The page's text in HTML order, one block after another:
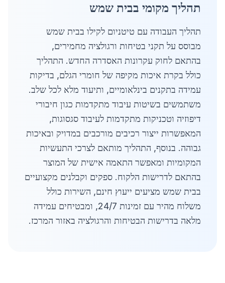
תהליך מקומי בבית שמש
תהליך העבודה עם טיטניום לקילו בבית שמש
מבוסס על תקני בטיחות ורגולציה מחמירים,
בהתאם לחוק עקרונות האסדרה החדש. התהליך
כולל בקרת איכות מקיפה של חומרי הגלם, בדיקות
עמידה בתקנים בינלאומיים, ותיעוד מלא לכל שלב.
משתמשים בשיטות עיבוד מתקדמות כגון חיבורי
דיפוזיה וטכניקות מתקדמות לעיבוד סגסוגות,
המאפשרות ייצור רכיבים מורכבים במדויק ובאיכות
גבוהה. בנוסף, התהליך מותאם לצרכי התעשיות
המקומיות ומאפשר התאמה אישית של המוצר
בהתאם לדרישות הלקוח. ספקים וקבלנים מקצועיים
בבית שמש מציעים ייעוץ חינם, השירות כולל
משלוח מהיר עם זמינות 24/7, ומבטיחים עמידה
מלאה בדרישות הבטיחות והרגולציה באזור המרכז.